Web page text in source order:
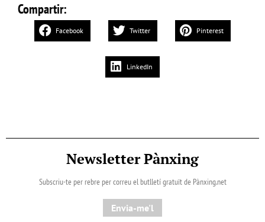
Compartir:
Facebook Twitter Pinterest
LinkedIn
Newsletter Pànxing
Subscriu-te per rebre per correu el butlletí gratuït de Pànxing.net​
Envia-me'l